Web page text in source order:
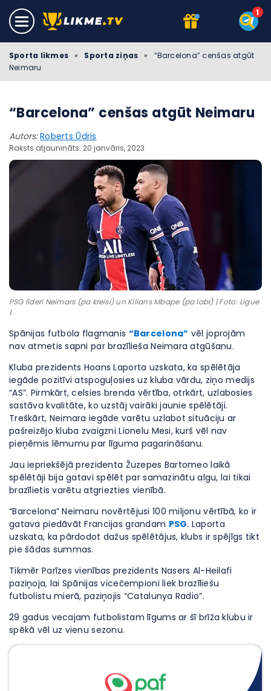
Sporta likmes » Sporta ziņas »
“Barcelona” cenšas atgūt
Neimaru
“Barcelona” cenšas atgūt Neimaru
Autors:Roberts Ūdris
Raksts atjaunināts: 20 janvāris, 2023
PSG līderi Neimars (pa kreisi) un Kilians Mbape (pa labi) | Foto: Ligue
1
Spānijas futbola flagmanis “Barcelona” vēl joprojām
nav atmetis sapni par brazīlieša Neimara atgūšanu.
Kluba prezidents Hoans Laporta uzskata, ka spēlētāja
iegāde pozitīvi atspoguļosies uz kluba vārdu, ziņo medijs
“AS”. Pirmkārt, celsies brenda vērtība, otrkārt, uzlabosies
sastāva kvalitāte, ko uzstāj vairāki jaunie spēlētāji.
Treškārt, Neimara iegāde varētu uzlabot situāciju ar
pašreizējo kluba zvaigzni Lionelu Mesi, kurš vēl nav
pieņēmis lēmumu par līguma pagarināšanu.
Jau iepriekšējā prezidenta Žuzepes Bartomeo laikā
spēlētāji bija gatavi spēlēt par samazinātu algu, lai tikai
brazīlietis varētu atgriezties vienībā.
“Barcelona” Neimaru novērtējusi 100 miljonu vērtībā, ko ir
gatava piedāvāt Francijas grandam PSG. Laporta
uzskata, ka pārdodot dažus spēlētājus, klubs ir spējīgs tikt
pie šādas summas.
Tikmēr Parīzes vienības prezidents Nasers Al-Heilafi
paziņoja, lai Spānijas vicečempioni liek brazīliešu
futbolistu mierā, paziņojis “Catalunya Radio”.
29 gadus vecajam futbolistam līgums ar šī brīža klubu ir
spēkā vēl uz vienu sezonu.